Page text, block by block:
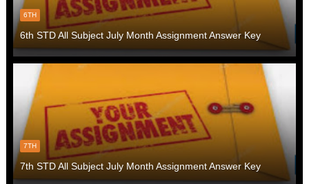
6TH
6th STD All Subject July Month Assignment Answer Key
7TH
7th STD All Subject July Month Assignment Answer Key